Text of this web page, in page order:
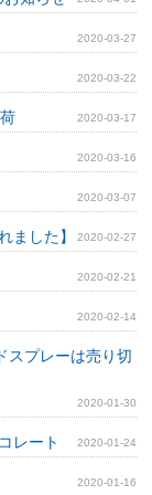
2020-03-27
2020-03-22
2020-03-17
2020-03-16
2020-03-07
ました】 2020-02-27
2020-02-21
2020-02-14
スプレーは売り切
2020-01-30
レート 2020-01-24
2020-01-16